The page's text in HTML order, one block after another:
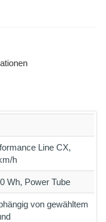
Line CX,
h
Wh, Power Tube
von gewähltem